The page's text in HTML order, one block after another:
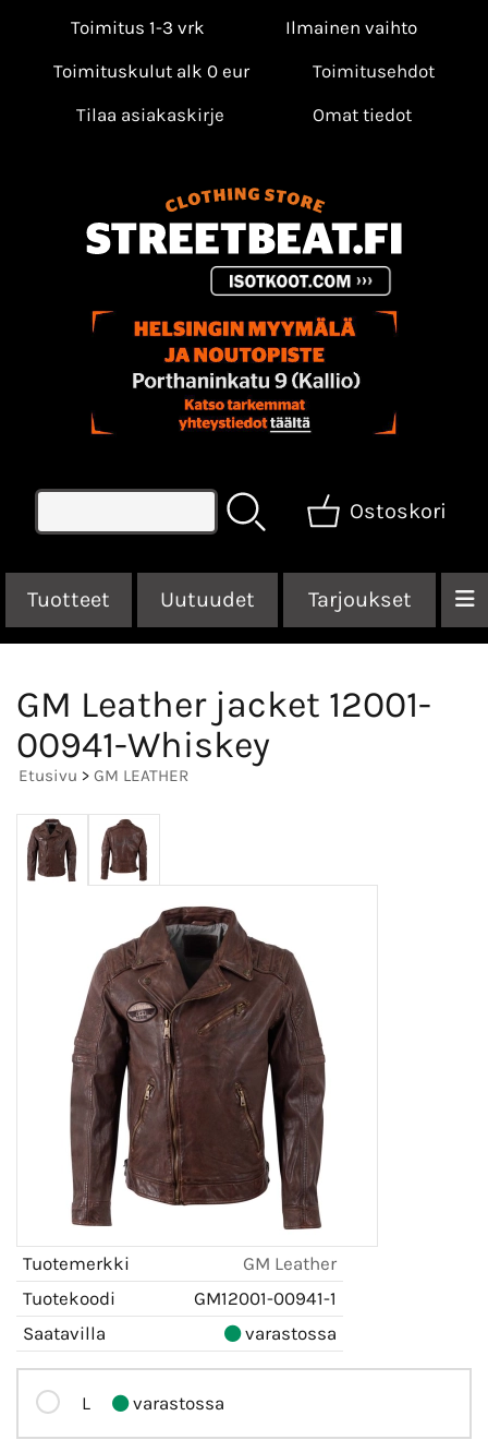
Toimitus 1-3 vrk
Ilmainen vaihto
Toimituskulut alk 0 eur
Toimitusehdot
Tilaa asiakaskirje
Omat tiedot
Ostoskori
Tuotteet Uutuudet Tarjoukset
GM Leather jacket 12001-
00941-Whiskey
Etusivu > GM LEATHER
Tuotemerkki
GM Leather
Tuotekoodi
GM12001-00941-1
Saatavilla
varastossa
L varastossa